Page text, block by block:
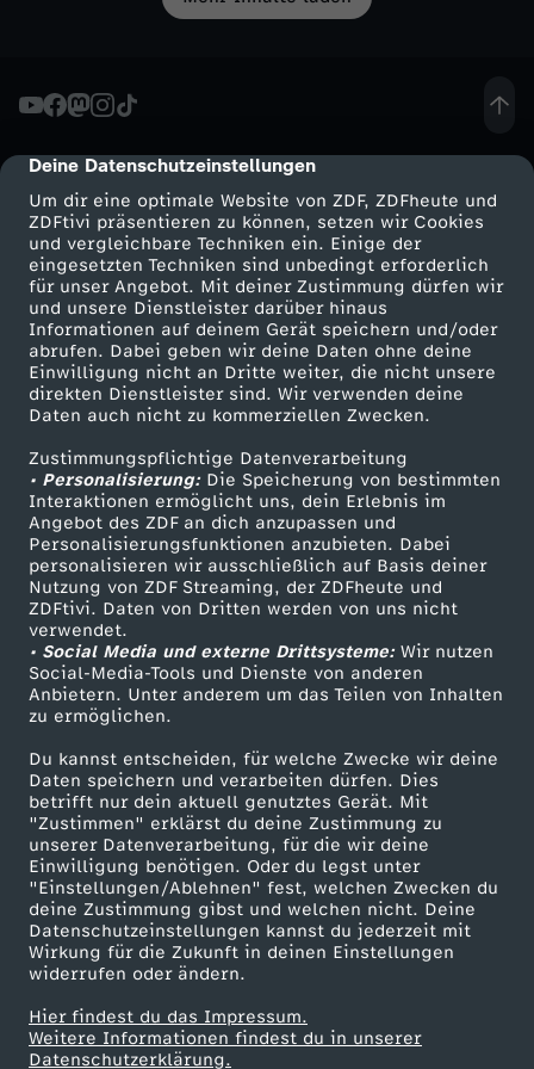
cmp-dialog-description
Deine Datenschutzeinstellungen
Um dir eine optimale Website von ZDF, ZDFheute und
ZDFtivi präsentieren zu können, setzen wir Cookies
und vergleichbare Techniken ein. Einige der
eingesetzten Techniken sind unbedingt erforderlich
für unser Angebot. Mit deiner Zustimmung dürfen wir
und unsere Dienstleister darüber hinaus
Informationen auf deinem Gerät speichern und/oder
abrufen. Dabei geben wir deine Daten ohne deine
Einwilligung nicht an Dritte weiter, die nicht unsere
direkten Dienstleister sind. Wir verwenden deine
Daten auch nicht zu kommerziellen Zwecken.
Zustimmungspflichtige Datenverarbeitung
• Personalisierung:Die Speicherung von bestimmten
Interaktionen ermöglicht uns, dein Erlebnis im
Angebot des ZDF an dich anzupassen und
Personalisierungsfunktionen anzubieten. Dabei
personalisieren wir ausschließlich auf Basis deiner
Nutzung von ZDF Streaming, der ZDFheute und
ZDFtivi. Daten von Dritten werden von uns nicht
verwendet.
• Social Media und externe Drittsysteme:Wir nutzen
Social-Media-Tools und Dienste von anderen
Anbietern. Unter anderem um das Teilen von Inhalten
zu ermöglichen.
Du kannst entscheiden, für welche Zwecke wir deine
Daten speichern und verarbeiten dürfen. Dies
betrifft nur dein aktuell genutztes Gerät. Mit
"Zustimmen" erklärst du deine Zustimmung zu
unserer Datenverarbeitung, für die wir deine
Einwilligung benötigen. Oder du legst unter
"Einstellungen/Ablehnen" fest, welchen Zwecken du
deine Zustimmung gibst und welchen nicht. Deine
Datenschutzeinstellungen kannst du jederzeit mit
Wirkung für die Zukunft in deinen Einstellungen
widerrufen oder ändern.
Hier findest du das Impressum.
Weitere Informationen findest du in unserer
Datenschutzerklärung.
a
n
d
n
d
i
m
A
l
t
e
n
L
n
d
s
c
h
a
f
t
,
A
l
t
e
r
!
e
l
a
!
A
l
t
e
D
ö
r
f
e
r
-
e
Mehr ZDF
ZDF-Apps
Smart TV
ZDFtext
Livestreams
Sendungen A-Z
TV-Programm
Service
ZDFmitreden
Kontakt zum ZDF
Tickets
Zuschauerservice
Hilfe
ZDF Unternehmen
Karriere
ZDF goes Schule
Werbefernsehen
Mainzelmännchen
Partner